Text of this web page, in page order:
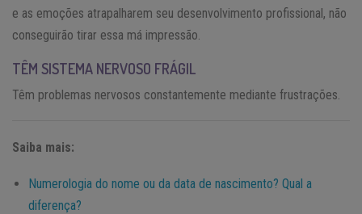
e as emoções atrapalharem seu desenvolvimento profissional, não
conseguirão tirar essa má impressão.
TÊM SISTEMA NERVOSO FRÁGIL
Têm problemas nervosos constantemente mediante frustrações.
Saiba mais:
Numerologia do nome ou da data de nascimento? Qual a
diferença?